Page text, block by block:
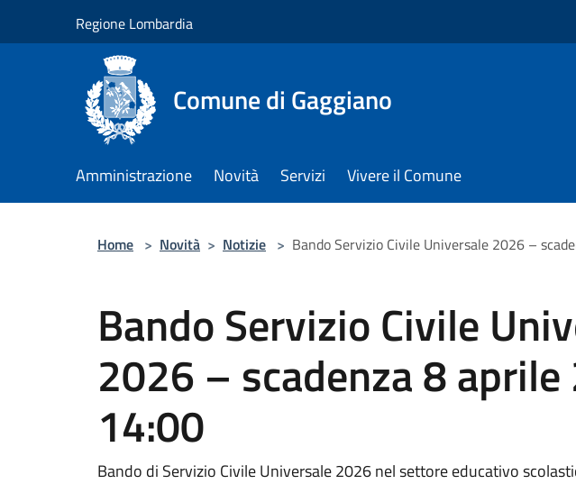
Regione Lombardia
Comune di Gaggiano
Amministrazione Novità Servizi Vivere il Comune
Home > Novità > Notizie > Bando Servizio Civile Universale 2026 –
Bando Servizio Civile
2026 – scadenza 8
14:00
Bando di Servizio Civile Universale 2026 nel settore educativo